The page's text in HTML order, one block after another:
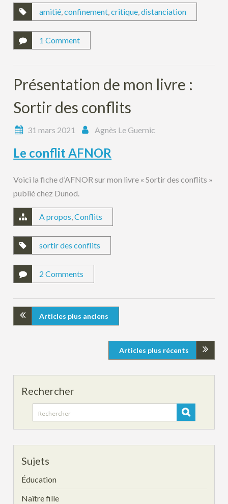
amitié,confinement,critique,distanciation
1 Comment
Présentation de mon livre :
Sortir des conflits
31 mars 2021 Agnès Le Guernic
Le conflit AFNOR
Voici la fiche d’AFNOR sur mon livre « Sortir des conflits »
publié chez Dunod.
A propos,Conflits
sortir des conflits
2 Comments
Articles plus anciens
Articles plus récents
Rechercher
Search
for:
Sujets
Éducation
Naître fille